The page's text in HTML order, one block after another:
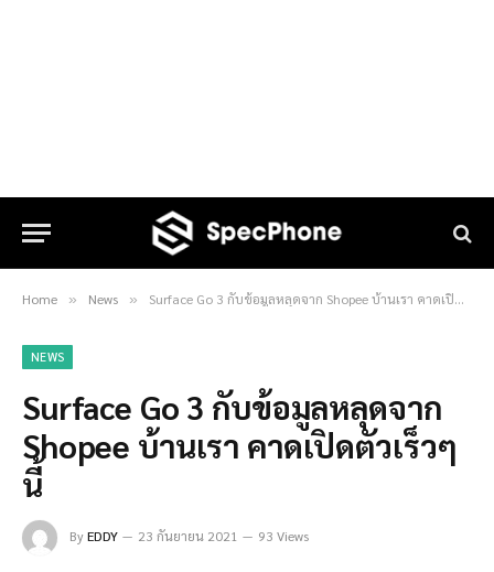
Home » News » Surface Go 3 กับข้อมูลหลุดจาก Shopee บ้านเรา คาดเปิดตัวเร็วๆ นี้
NEWS
Surface Go 3 กับข้อมูลหลุดจาก
Shopee บ้านเรา คาดเปิดตัวเร็วๆ
นี้
ByEDDY 23 กันยายน 2021 93 Views